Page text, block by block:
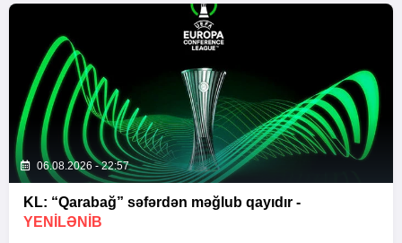
06.08.2026 - 22:57
KL: “Qarabağ” səfərdən məğlub qayıdır -
YENİLƏNİB